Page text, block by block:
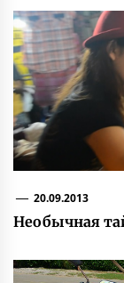
20.09.2013
Необычная